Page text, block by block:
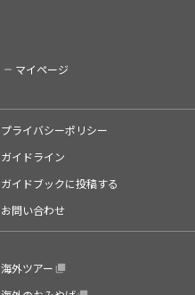
マイページ
プライバシーポリシー
ガイドライン
ガイドブックに投稿する
お問い合わせ
海外ツアー